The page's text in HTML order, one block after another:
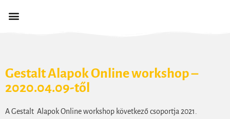
Gestalt Alapok Online workshop –
2020.04.09-től
A Gestalt Alapok Online workshop következő csoportja 2021.